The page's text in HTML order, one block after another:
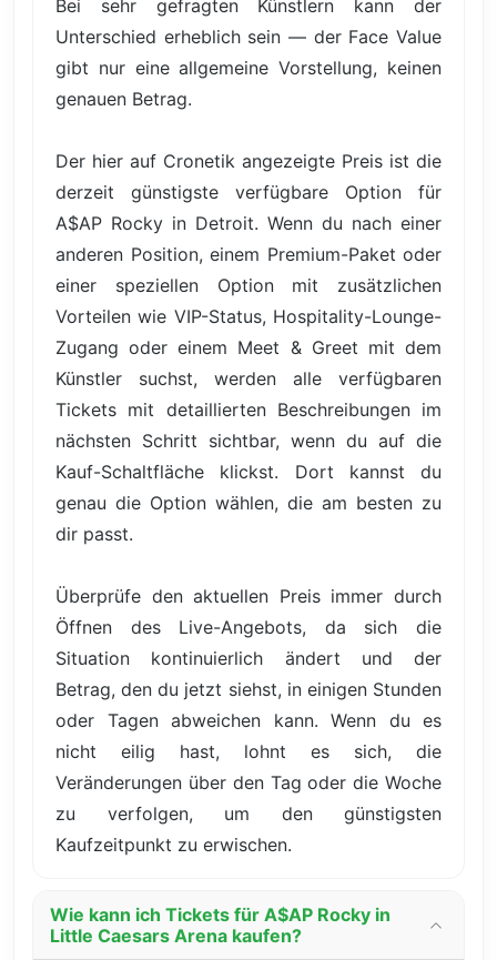
Bei sehr gefragten Künstlern kann der
Unterschied erheblich sein — der Face Value
gibt nur eine allgemeine Vorstellung, keinen
genauen Betrag.
Der hier auf Cronetik angezeigte Preis ist die
derzeit günstigste verfügbare Option für
A$AP Rocky in Detroit. Wenn du nach einer
anderen Position, einem Premium-Paket oder
einer speziellen Option mit zusätzlichen
Vorteilen wie VIP-Status, Hospitality-Lounge-
Zugang oder einem Meet & Greet mit dem
Künstler suchst, werden alle verfügbaren
Tickets mit detaillierten Beschreibungen im
nächsten Schritt sichtbar, wenn du auf die
Kauf-Schaltfläche klickst. Dort kannst du
genau die Option wählen, die am besten zu
dir passt.
Überprüfe den aktuellen Preis immer durch
Öffnen des Live-Angebots, da sich die
Situation kontinuierlich ändert und der
Betrag, den du jetzt siehst, in einigen Stunden
oder Tagen abweichen kann. Wenn du es
nicht eilig hast, lohnt es sich, die
Veränderungen über den Tag oder die Woche
zu verfolgen, um den günstigsten
Kaufzeitpunkt zu erwischen.
Wie kann ich Tickets für A$AP Rocky in
Little Caesars Arena kaufen?